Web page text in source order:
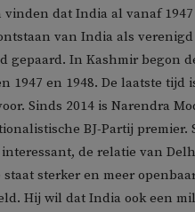
vinden dat India al vanaf
van India als
gepaard. In Kashmir begon
1947 en 1948. De laatste tijd
Sinds 2014 is Narendra
BJ-Partij premier.
de relatie van
sterker en meer
Hij wil dat India ook een